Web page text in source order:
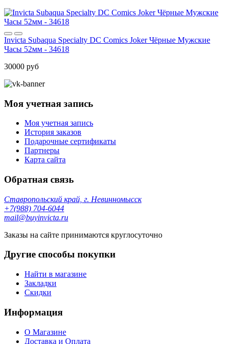
Invicta Subaqua Specialty DC Comics Joker Чёрные Мужские
Часы 52мм - 34618
30000 руб
Моя учетная запись
Моя учетная запись
История заказов
Подарочные сертификаты
Партнеры
Карта сайта
Обратная связь
Ставропольский край, г. Невинномысск
+7(988) 704-6044
mail@buyinvicta.ru
Заказы на сайте принимаются круглосуточно
Другие способы покупки
Найти в магазине
Закладки
Скидки
Информация
О Магазине
Доставка и Оплата